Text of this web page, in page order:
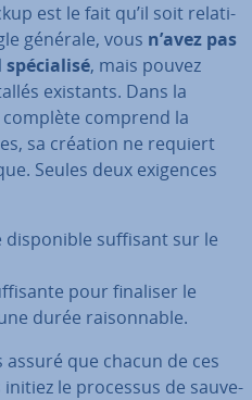
est le fait qu’il soit re­la­ti­
générale, vous n’avez pas
, mais pouvez
existants. Dans la
comprend la
sa création ne requiert
Seules deux exigences
suffisant sur le
pour finaliser le
durée rai­son­nable.
que chacun de ces
le processus de sau­ve­